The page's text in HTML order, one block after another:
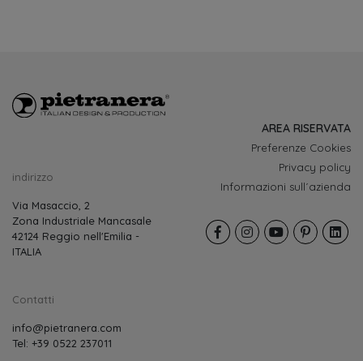
AREA RISERVATA
indirizzo
Via Masaccio, 2
Zona Industriale Mancasale
42124 Reggio nell'Emilia -
ITALIA
Contatti
info@pietranera.com
Tel: +39 0522 237011
Preferenze Cookies
Privacy policy
Informazioni sull´azienda